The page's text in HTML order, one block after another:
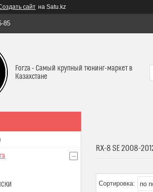
сайт на Satu.kz
85
Forza - Самый крупный тюнинг-маркет в
Казахстане
RX-8 SE 2008-